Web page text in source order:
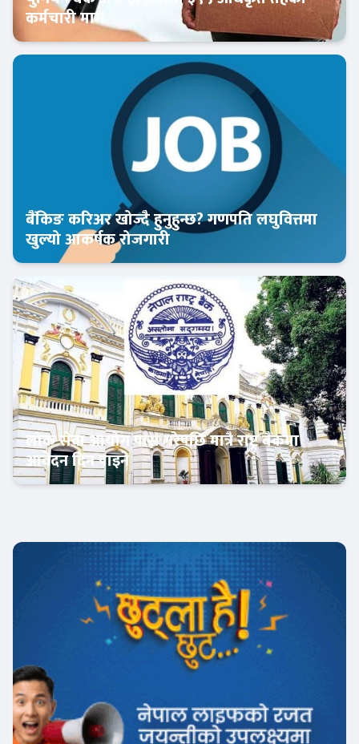
कर्मचारी माग
बैंकिङ करियर
बैंकिङ करिअर खोज्दै हुनुहुन्छ? गणपति लघुवित्तमा
खुल्यो आकर्षक रोजगारी
लोक सेवा आयोग पास गरेपछि मात्रै राष्ट्र बैंकमा
आवेदन दिन पाइने